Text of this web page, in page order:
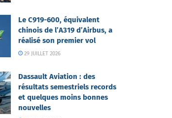
Le C919-600, équivalent
chinois de l’A319 d’Airbus, a
réalisé son premier vol
29 JUILLET 2026
Dassault Aviation : des
résultats semestriels records
et quelques moins bonnes
nouvelles